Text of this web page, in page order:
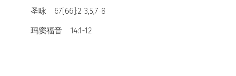
圣咏 67[66]:2-3,5,7-8
玛窦福音 14:1-12